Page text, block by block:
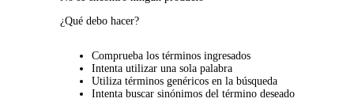
¿Qué debo hacer?
Comprueba los términos ingresados
Intenta utilizar una sola palabra
Utiliza términos genéricos en la búsqueda
Intenta buscar sinónimos del término deseado